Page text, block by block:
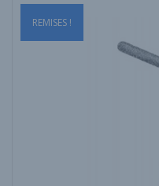
REMISES !